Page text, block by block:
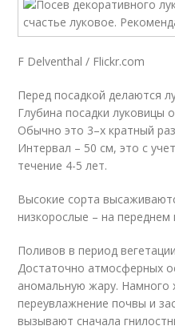
F Delventhal / Flickr.com
Перед посадкой делаются
Глубина посадки луковицы
Обычно это 3–х кратный
Интервал – 50 см, это с
течение 4-5 лет.
Высокие сорта
низкорослые – на переднем
Поливов в период
Достаточно атмосферных
аномальную жару. Намного
переувлажнение почвы и
вызывают сначала